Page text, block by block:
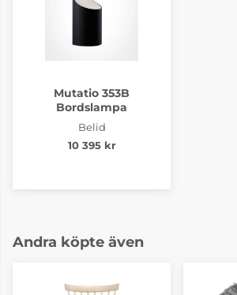
Mutatio 353B
Bordslampa
Belid
10 395 kr
Andra köpte även